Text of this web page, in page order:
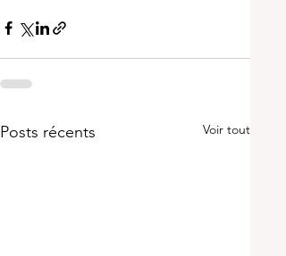
Posts récents Voir tout